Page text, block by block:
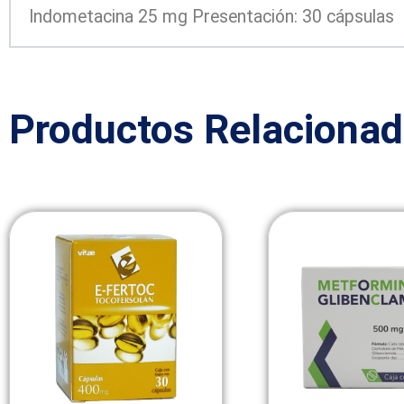
Indometacina 25 mg Presentación: 30 cápsulas
Productos